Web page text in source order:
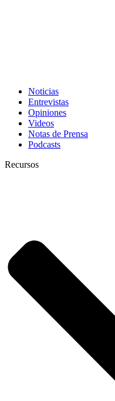
Noticias
Entrevistas
Opiniones
Videos
Notas de Prensa
Podcasts
Recursos